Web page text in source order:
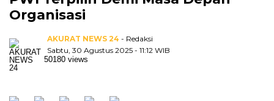
Organisasi
AKURAT NEWS 24 - Redaksi
Sabtu, 30 Agustus 2025 - 11:12 WIB
50180 views